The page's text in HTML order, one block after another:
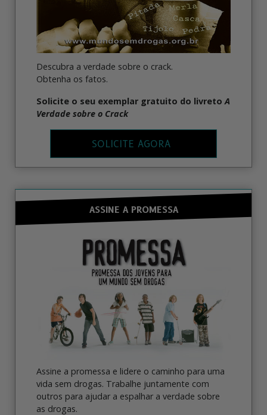
Descubra a verdade sobre o crack.
Obtenha os fatos.
Solicite o seu exemplar gratuito do livretoA
Verdade sobre o Crack
SOLICITE AGORA
ASSINE A PROMESSA
Assine a promessa e lidere o caminho para uma
vida sem drogas. Trabalhe juntamente com
outros para ajudar a espalhar a verdade sobre
as drogas.